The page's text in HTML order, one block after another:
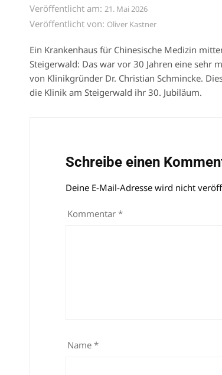
Veröffentlicht am: 21. Mai 2026
Veröffentlicht von: Oliver Kastner
Ein Krankenhaus für Chinesische Medizin
Steigerwald: Das war vor 30 Jahren eine sehr
von Klinikgründer Dr. Christian Schmincke.
die Klinik am Steigerwald ihr 30. Jubiläum.
Schreibe einen
Deine E-Mail-Adresse wird nicht
Kommentar *
Name *
Alternative: